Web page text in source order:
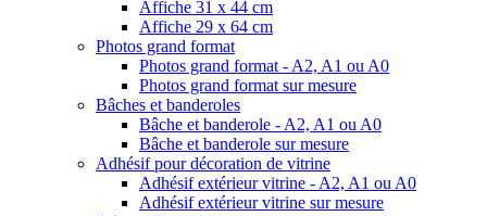
Affiche 31 x 44 cm
Affiche 29 x 64 cm
Photos grand format
Photos grand format - A2, A1 ou A0
Photos grand format sur mesure
Bâches et banderoles
Bâche et banderole - A2, A1 ou A0
Bâche et banderole sur mesure
Adhésif pour décoration de vitrine
Adhésif extérieur vitrine - A2, A1 ou A0
Adhésif extérieur vitrine sur mesure